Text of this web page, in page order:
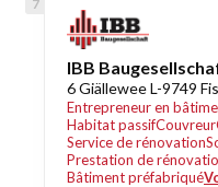
IBB
6 Giällewee L-9749
Entrepreneur en
Habitat passifCouvreur
Service de rénovation
Prestation de
Bâtiment préfabriqué